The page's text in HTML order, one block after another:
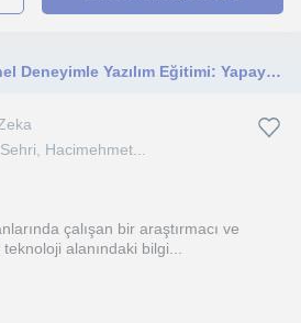
Akademik ve Profesyonel Deneyimle Yazılım Eğitimi: Yapay Zeka, Web Tasarımı ve Daha Fazlası
Hacimehmet...
çalışan bir araştırmacı ve
alanındaki bilgi...